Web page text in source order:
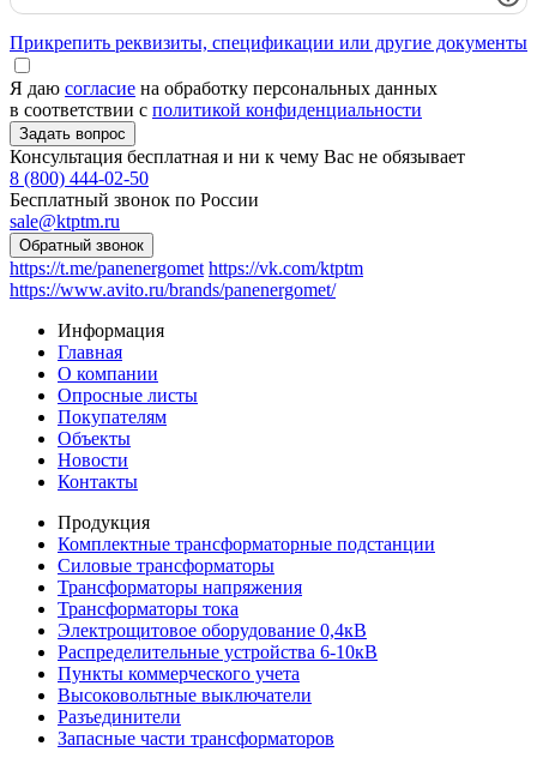
Прикрепить реквизиты, спецификации или другие документы
Я даю согласие на обработку персональных данных
в соответствии с политикой конфиденциальности
Консультация бесплатная и ни к чему Вас не обязывает
8 (800) 444-02-50
Бесплатный звонок по России
sale@ktptm.ru
https://t.me/panenergomet https://vk.com/ktptm
https://www.avito.ru/brands/panenergomet/
Информация
Главная
О компании
Опросные листы
Покупателям
Объекты
Новости
Контакты
Продукция
Комплектные трансформаторные подстанции
Силовые трансформаторы
Трансформаторы напряжения
Трансформаторы тока
Электрощитовое оборудование 0,4кВ
Распределительные устройства 6-10кВ
Пункты коммерческого учета
Высоковольтные выключатели
Разъединители
Запасные части трансформаторов